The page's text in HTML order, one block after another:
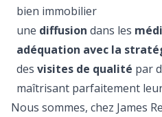
bien immobilier
une diffusion dans les
adéquation avec la
des visites de qualité par
maîtrisant parfaitement
Nous sommes, chez James